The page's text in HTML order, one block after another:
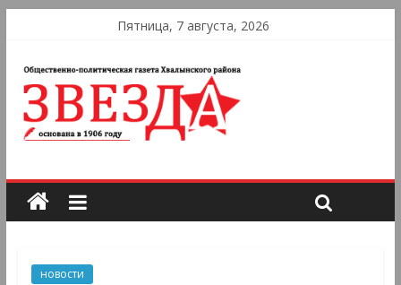
Пятница, 7 августа, 2026
новости